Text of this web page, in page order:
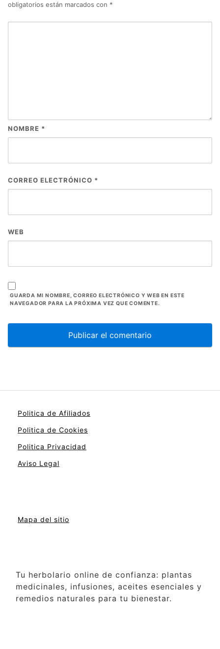
obligatorios están marcados con *
NOMBRE *
CORREO ELECTRÓNICO *
WEB
GUARDA MI NOMBRE, CORREO ELECTRÓNICO Y WEB EN ESTE
NAVEGADOR PARA LA PRÓXIMA VEZ QUE COMENTE.
Politica de Afiliados
Politica de Cookies
Politica Privacidad
Aviso Legal
Mapa del sitio
Tu herbolario online de confianza: plantas
medicinales, infusiones, aceites esenciales y
remedios naturales para tu bienestar.